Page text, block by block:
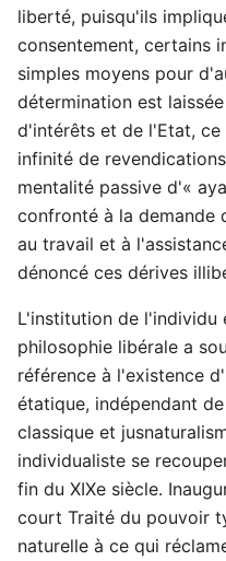
liberté, puisqu'ils
consentement, certains
simples moyens pour
détermination est
d'intérêts et de l'Etat,
infinité de
mentalité passive d'«
confronté à la demande
au travail et à
dénoncé ces dérives
L'institution de l'individu
philosophie libérale a
référence à l'existence
étatique, indépendant
classique et
individualiste se
fin du XIXe siècle.
court Traité du pouvoir
naturelle à ce qui